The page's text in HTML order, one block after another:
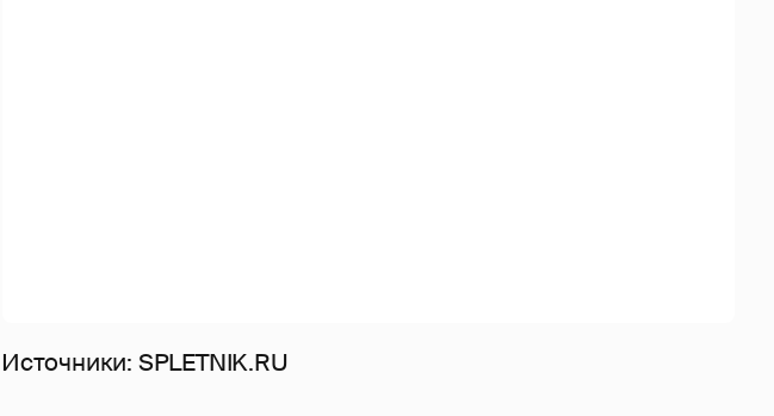
Источники: SPLETNIK.RU